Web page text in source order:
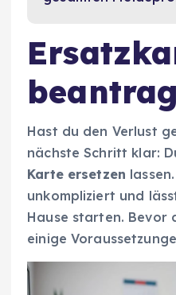
Hast du den Verlust
nächste Schritt klar:
Karte ersetzen
unkompliziert und
Hause starten. Bevor
einige